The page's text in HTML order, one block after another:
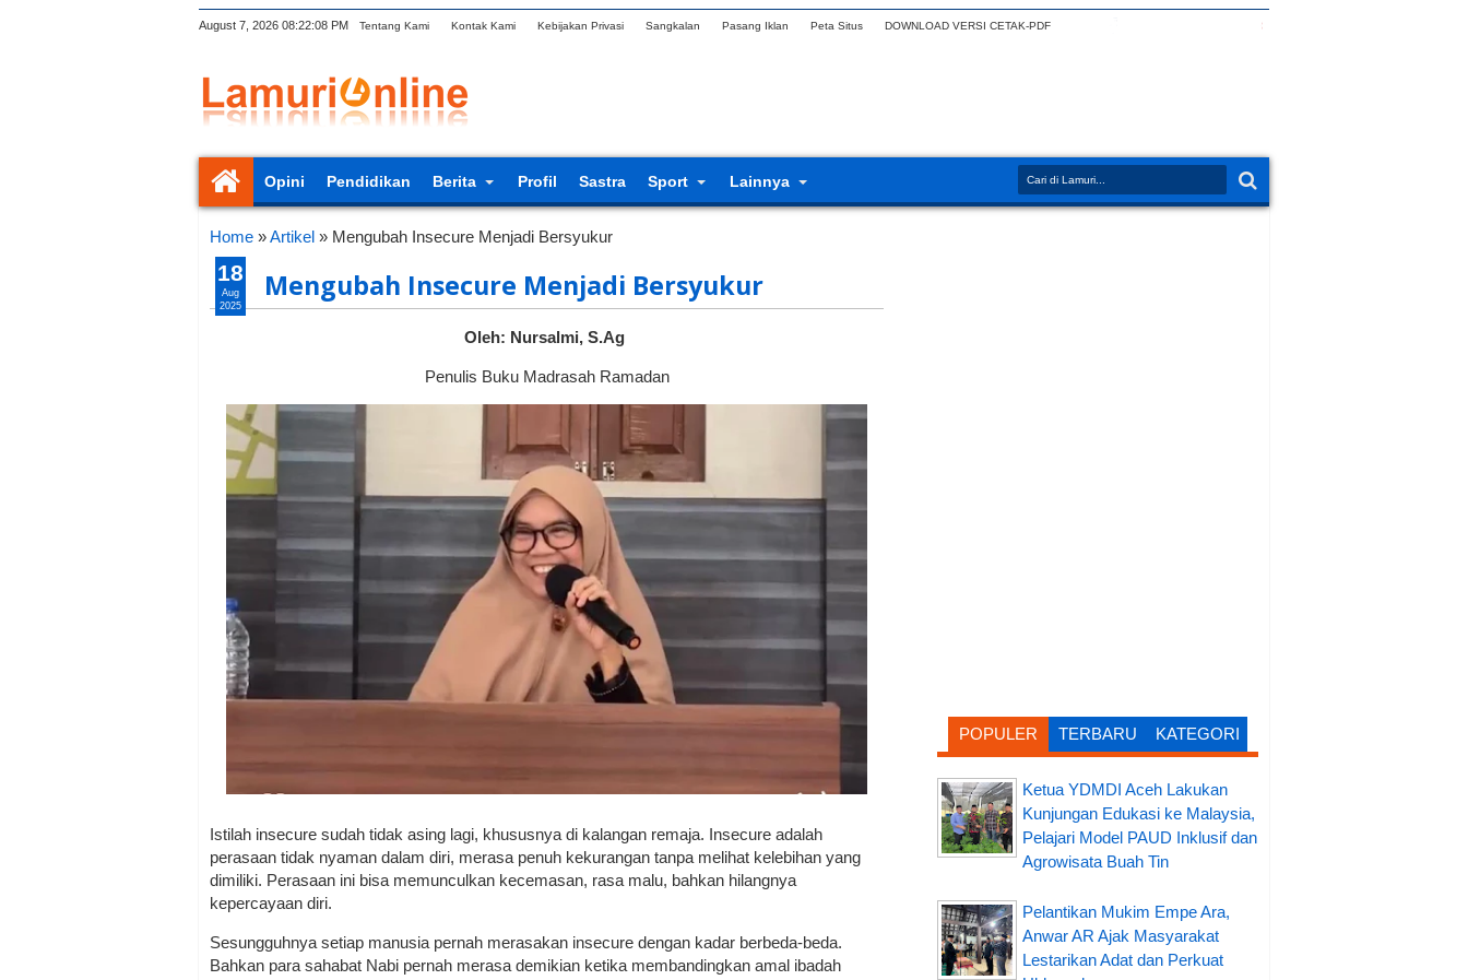
August 7, 2026 08:22:08 PM Tentang Kami Kontak Kami Kebijakan Privasi Sangkalan Pasang Iklan Peta Situs DOWNLOAD VERSI CETAK-PDF
Opini Pendidikan Berita Profil Sastra Sport Lainnya
Home »Artikel » Mengubah Insecure Menjadi Bersyukur
Mengubah Insecure Menjadi Bersyukur
Oleh: Nursalmi, S.Ag
Penulis Buku Madrasah Ramadan
Istilah insecure sudah tidak asing lagi, khususnya di kalangan remaja. Insecure adalah
perasaan tidak nyaman dalam diri, merasa penuh kekurangan tanpa melihat kelebihan yang
dimiliki. Perasaan ini bisa memunculkan kecemasan, rasa malu, bahkan hilangnya
kepercayaan diri.
Sesungguhnya setiap manusia pernah merasakan insecure dengan kadar berbeda-beda.
Bahkan para sahabat Nabi pernah merasa demikian ketika membandingkan amal ibadah
18
Aug
2025
POPULER TERBARU KATEGORI
Ketua YDMDI Aceh Lakukan
Kunjungan Edukasi ke Malaysia,
Pelajari Model PAUD Inklusif dan
Agrowisata Buah Tin
Pelantikan Mukim Empe Ara,
Anwar AR Ajak Masyarakat
Lestarikan Adat dan Perkuat